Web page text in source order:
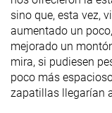
sino que, esta vez,
aumentado un
mejorado un
mira, si pudiesen
poco más
zapatillas llegarían